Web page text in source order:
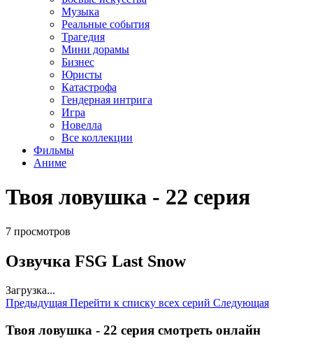
Музыка
Реальные события
Трагедия
Мини дорамы
Бизнес
Юристы
Катастрофа
Гендерная интрига
Игра
Новелла
Все коллекции
Фильмы
Аниме
Твоя ловушка - 22 серия
7 просмотров
Озвучка FSG Last Snow
Загрузка...
Предыдущая Перейти к списку всех серий Следующая
Твоя ловушка - 22 серия смотреть онлайн